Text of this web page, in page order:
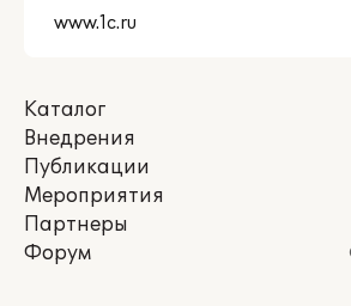
Каталог
Внедрения
Публикации
Мероприятия
Партнеры
Форум